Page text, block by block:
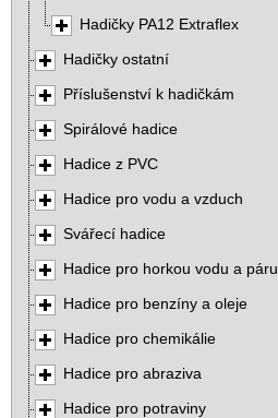
Hadičky PA12 Extraflex
Hadičky ostatní
Příslušenství k hadičkám
Spirálové hadice
Hadice z PVC
Hadice pro vodu a vzduch
Svářecí hadice
Hadice pro horkou vodu a páru
Hadice pro benzíny a oleje
Hadice pro chemikálie
Hadice pro abraziva
Hadice pro potraviny